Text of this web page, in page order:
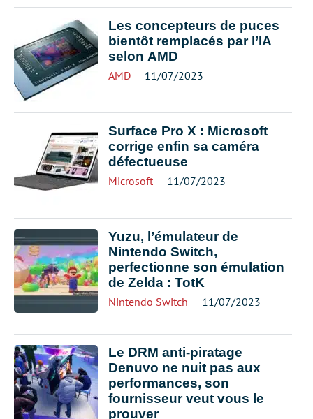
Les concepteurs de puces
bientôt remplacés par l’IA
selon AMD
AMD 11/07/2023
Surface Pro X : Microsoft
corrige enfin sa caméra
défectueuse
Microsoft 11/07/2023
Yuzu, l’émulateur de
Nintendo Switch,
perfectionne son émulation
de Zelda : TotK
Nintendo Switch 11/07/2023
Le DRM anti-piratage
Denuvo ne nuit pas aux
performances, son
fournisseur veut vous le
prouver